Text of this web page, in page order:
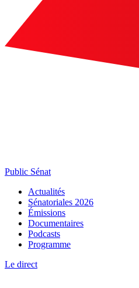
Public Sénat
Actualités
Sénatoriales 2026
Émissions
Documentaires
Podcasts
Programme
Le direct